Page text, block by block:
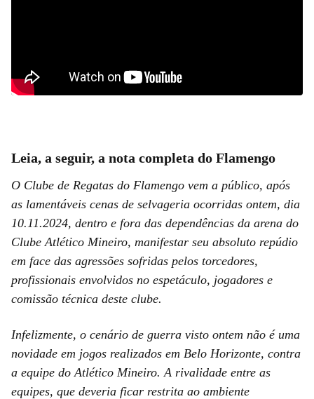
Leia, a seguir, a nota completa do Flamengo
O Clube de Regatas do Flamengo vem a público, após
as lamentáveis cenas de selvageria ocorridas ontem, dia
10.11.2024, dentro e fora das dependências da arena do
Clube Atlético Mineiro, manifestar seu absoluto repúdio
em face das agressões sofridas pelos torcedores,
profissionais envolvidos no espetáculo, jogadores e
comissão técnica deste clube.
Infelizmente, o cenário de guerra visto ontem não é uma
novidade em jogos realizados em Belo Horizonte, contra
a equipe do Atlético Mineiro. A rivalidade entre as
equipes, que deveria ficar restrita ao ambiente